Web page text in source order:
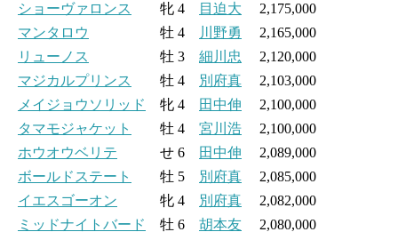
ショーヴァロンス
牝 4 目迫大 2,175,000
マンタロウ
牡 4 川野勇
2,165,000
リューノス
牡 3 細川忠
2,120,000
マジカルプリンス
牡 4 別府真 2,103,000
メイジョウソリッド
牝 4 田中伸 2,100,000
タマモジャケット
牡 4 宮川浩 2,100,000
ホウオウベリテ せ 6 田中伸 2,089,000
ボールドステート
牡 5 別府真 2,085,000
イエスゴーオン 牝 4 別府真 2,082,000
ミッドナイトバード
牡 6 胡本友 2,080,000